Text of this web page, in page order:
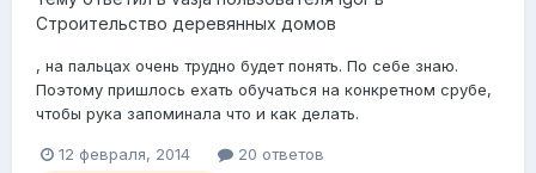
Строительство деревянных домов
, на пальцах очень трудно будет понять. По себе знаю.
Поэтому пришлось ехать обучаться на конкретном срубе,
чтобы рука запоминала что и как делать.
12 февраля, 2014 20 ответов